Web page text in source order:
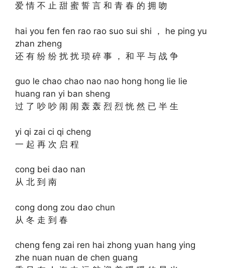
爱 情 不 止 甜 蜜 誓 言 和 青 春 的 拥 吻
hai you fen fen rao rao suo sui shi ， he ping yu
zhan zheng
还 有 纷 纷 扰 扰 琐 碎 事 ， 和 平 与 战 争
guo le chao chao nao nao hong hong lie lie
huang ran yi ban sheng
过 了 吵 吵 闹 闹 轰 轰 烈 烈 恍 然 已 半 生
yi qi zai ci qi cheng
一 起 再 次 启 程
cong bei dao nan
从 北 到 南
cong dong zou dao chun
从 冬 走 到 春
cheng feng zai ren hai zhong yuan hang ying
zhe nuan nuan de chen guang